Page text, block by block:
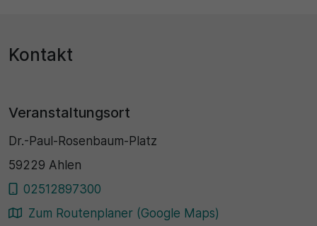
Kontakt
Veranstaltungsort
Dr.-Paul-Rosenbaum-Platz
59229 Ahlen
02512897300
Zum Routenplaner (Google Maps)